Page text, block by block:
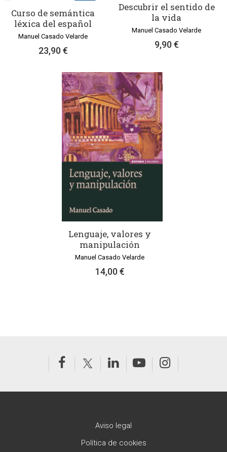
Curso de semántica
léxica del español
Manuel Casado Velarde
23,90 €
Descubrir el sentido de
la vida
Manuel Casado Velarde
9,90 €
Lenguaje, valores y
manipulación
Manuel Casado Velarde
14,00 €
Aviso legal
Política de cookies